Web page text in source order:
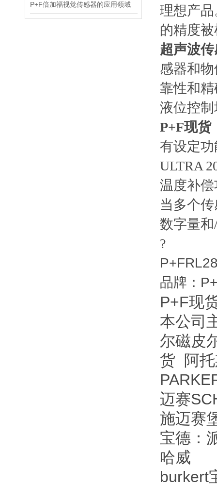
P+F倍加福视觉传感器的应用领域
理想产
的精度
超声波
感器和
靠性和
液位控
P+F现货
有设定
ULTRA
温度补
当多个
数字量
?
品牌：
P+F现
本公司
尔磁皮
货 阿托
迈赛
施迈赛
宝德：
哈威
burkert